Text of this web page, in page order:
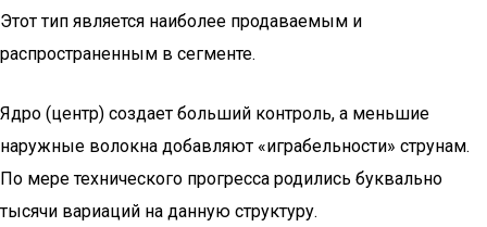
Этот тип является наиболее продаваемым и
распространенным в сегменте.
Ядро (центр) создает больший контроль, а меньшие
наружные волокна добавляют «играбельности» струнам.
По мере технического прогресса родились буквально
тысячи вариаций на данную структуру.